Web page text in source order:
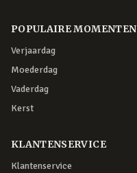
POPULAIRE MOMENTEN
Verjaardag
Moederdag
Vaderdag
Kerst
KLANTENSERVICE
Klantenservice